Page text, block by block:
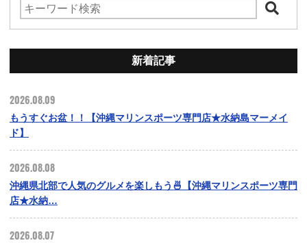
新着記事
2026.08.09
もうすぐお盆！！【沖縄マリンスポーツ専門店★水納島マーメイ
ド】
2026.08.08
沖縄県北部で人気のグルメを楽しもう🍜【沖縄マリンスポーツ専門
店★水納…
2026.08.07